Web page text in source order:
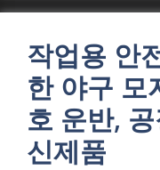
작업용 안
한 야구 모
호 운반,
신제품